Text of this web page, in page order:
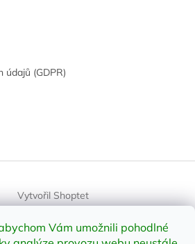
Vám umožnili pohodlné
údajů (GDPR)
Vytvořil Shoptet
shop.cz . Všechna práva vyhrazena.